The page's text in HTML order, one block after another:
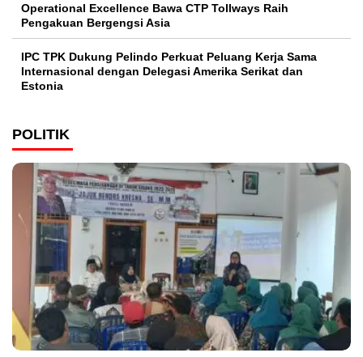
Operational Excellence Bawa CTP Tollways Raih
Pengakuan Bergengsi Asia
IPC TPK Dukung Pelindo Perkuat Peluang Kerja Sama
Internasional dengan Delegasi Amerika Serikat dan
Estonia
POLITIK